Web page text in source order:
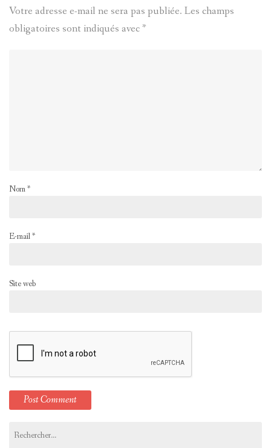
Votre adresse e-mail ne sera pas publiée. Les champs
obligatoires sont indiqués avec*
Nom*
E-mail*
Site web